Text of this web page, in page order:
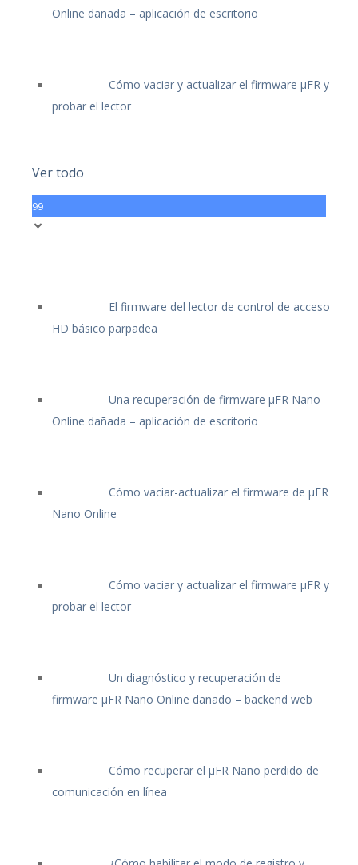
Online dañada – aplicación de escritorio
Cómo vaciar y actualizar el firmware μFR y
probar el lector
Ver todo
99
El firmware del lector de control de acceso
HD básico parpadea
Una recuperación de firmware μFR Nano
Online dañada – aplicación de escritorio
Cómo vaciar-actualizar el firmware de μFR
Nano Online
Cómo vaciar y actualizar el firmware μFR y
probar el lector
Un diagnóstico y recuperación de
firmware μFR Nano Online dañado – backend web
Cómo recuperar el μFR Nano perdido de
comunicación en línea